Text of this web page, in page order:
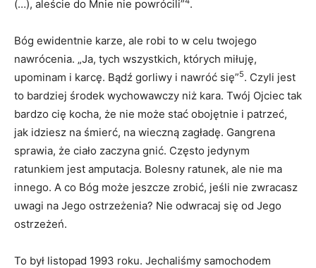
(…), aleście do Mnie nie powrócili” .
Bóg ewidentnie karze, ale robi to w celu twojego
nawrócenia. „Ja, tych wszystkich, których miłuję,
upominam i karcę. Bądź gorliwy i nawróć się”5. Czyli jest
to bardziej środek wychowawczy niż kara. Twój Ojciec tak
bardzo cię kocha, że nie może stać obojętnie i patrzeć,
jak idziesz na śmierć, na wieczną zagładę. Gangrena
sprawia, że ciało zaczyna gnić. Często jedynym
ratunkiem jest amputacja. Bolesny ratunek, ale nie ma
innego. A co Bóg może jeszcze zrobić, jeśli nie zwracasz
uwagi na Jego ostrzeżenia? Nie odwracaj się od Jego
ostrzeżeń.
To był listopad 1993 roku. Jechaliśmy samochodem